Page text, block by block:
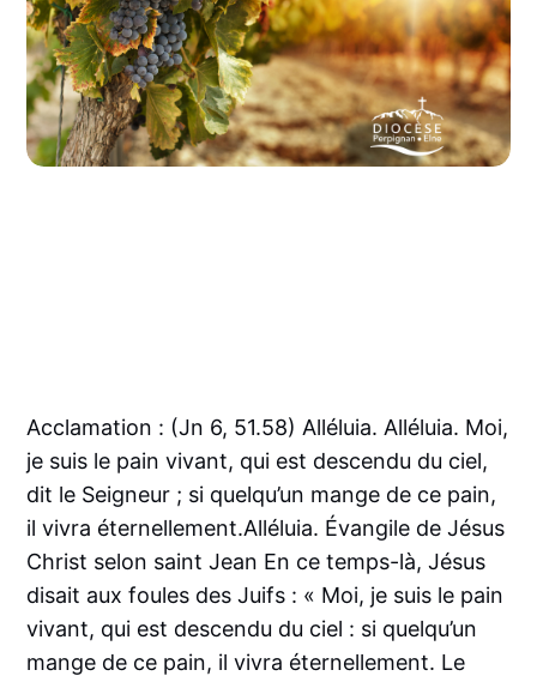
Acclamation : (Jn 6, 51.58) Alléluia. Alléluia. Moi,
je suis le pain vivant, qui est descendu du ciel,
dit le Seigneur ; si quelqu’un mange de ce pain,
il vivra éternellement.Alléluia. Évangile de Jésus
Christ selon saint Jean En ce temps-là, Jésus
disait aux foules des Juifs : « Moi, je suis le pain
vivant, qui est descendu du ciel : si quelqu’un
mange de ce pain, il vivra éternellement. Le